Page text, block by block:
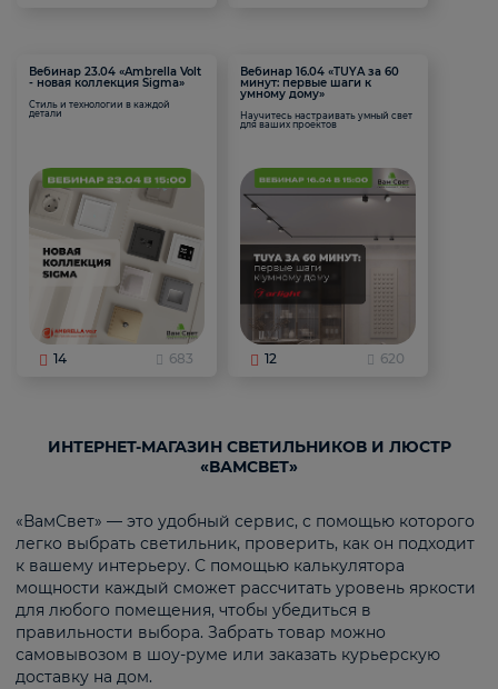
Вебинар 23.04 «Ambrella Volt
- новая коллекция Sigma»
Стиль и технологии в каждой
детали
14 683
Вебинар 16.04 «TUYA за 60
минут: первые шаги к
умному дому»
Научитесь настраивать умный свет
для ваших проектов
12 620
ИНТЕРНЕТ-МАГАЗИН СВЕТИЛЬНИКОВ И ЛЮСТР
«ВАМСВЕТ»
«ВамСвет» — это удобный сервис, с помощью которого
легко выбрать светильник, проверить, как он подходит
к вашему интерьеру. С помощью калькулятора
мощности каждый сможет рассчитать уровень яркости
для любого помещения, чтобы убедиться в
правильности выбора. Забрать товар можно
самовывозом в шоу-руме или заказать курьерскую
доставку на дом.